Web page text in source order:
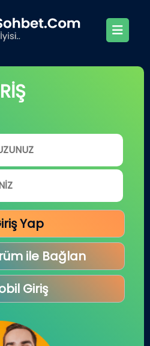
Yap
ile Bağlan
Giriş